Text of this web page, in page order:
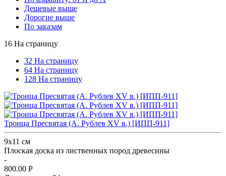
Дешевые выше
Дорогие выше
По заказам
16 На страницу
32 На страницу
64 На страницу
128 На страницу
Троица Пресвятая (А. Рублев XV в.) [ИПП-911]
9х11 см
Плоская доска из лиственных пород древесины
-
800.00 Р